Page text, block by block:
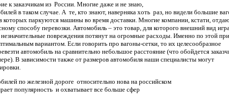
к заказчикам из России. Многие даже и не знаю,
в таком случае. А те, кто знают, наверняка хоть раз, но видели большие
которых паркуются машины во время доставки. Многие компании, кстати,
способу перевозки. Автомобиль – это товар, для которого внешний вид
повреждения потянут на огромные расходы. Именно по этой
вариантом. Если говорить про вагоны-сетки, то их целесообразное
автомобиль на сравнительно небольшое расстояние (что обойдется
В зависимости также от размеров автомобиля наши специалисты могут
по железной дороге относительно нова на российском
популярность и охватывает все больше сфер